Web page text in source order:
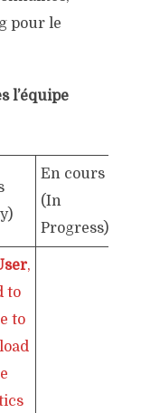
pour le
l’équipe
En cours
(In
Progress)
,
to
to